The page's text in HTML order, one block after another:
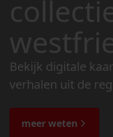
Bekijk digitale
verhalen uit de
de bijzondere
meer weten